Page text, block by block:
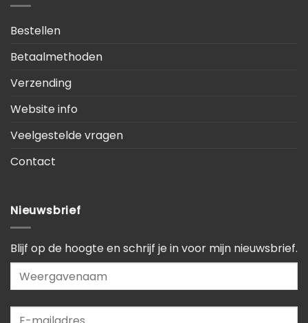
Bestellen
Betaalmethoden
Verzending
Website info
Veelgestelde vragen
Contact
Nieuwsbrief
Blijf op de hoogte en schrijf je in voor mijn nieuwsbrief.